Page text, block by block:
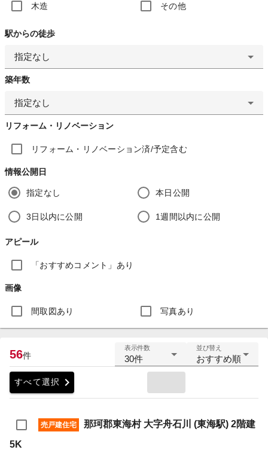
木造 その他
駅からの徒歩
指定なし
築年数
指定なし
リフォーム・リノベーション
リフォーム・リノベーション済/予定含む
情報公開日
指定なし 本日公開
3日以内に公開 1週間以内に公開
アピール
「おすすめコメント」あり
画像
間取図あり 写真あり
56件
表示件数
30件
並び替え
おすすめ順
すべて選択 chevron_right
売戸建住宅
那珂郡東海村 大字舟石川 (東海駅) 2階建
5K